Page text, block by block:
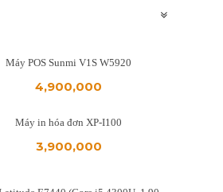
Máy POS Sunmi V1S W5920
4,900,000
Máy in hóa đơn XP-I100
3,900,000